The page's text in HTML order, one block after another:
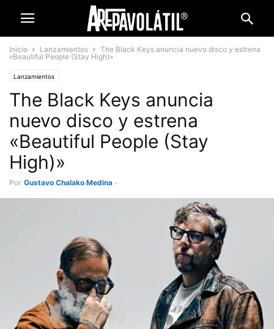
Inicio Lanzamientos
The Black Keys anuncia nuevo disco y estrena
«Beautiful People (Stay High)»
Lanzamientos
The Black Keys anuncia
nuevo disco y estrena
«Beautiful People (Stay
High)»
Por Gustavo Chalako Medina -